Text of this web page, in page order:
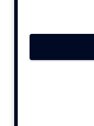
Contentmarketing